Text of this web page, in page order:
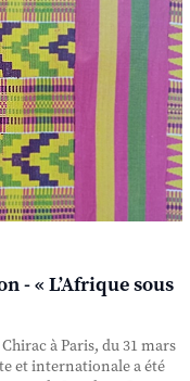
- « L’Afrique sous
à Paris, du 31 mars
et internationale a été